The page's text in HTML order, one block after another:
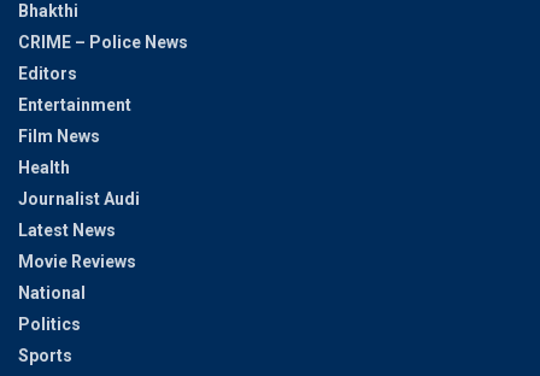
Bhakthi
CRIME – Police News
Editors
Entertainment
Film News
Health
Journalist Audi
Latest News
Movie Reviews
National
Politics
Sports